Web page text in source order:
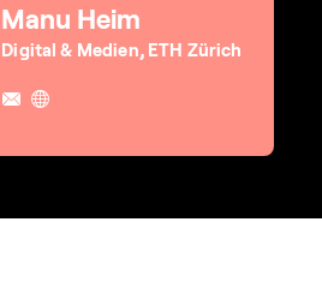
Manu Heim
Digital & Medien, ETH Zürich